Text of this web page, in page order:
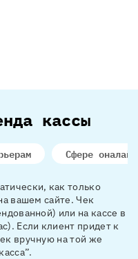
кассы
Сфере
как только
вашем сайте. Чек
или на кассе в
Если клиент придет к
вручную на той же